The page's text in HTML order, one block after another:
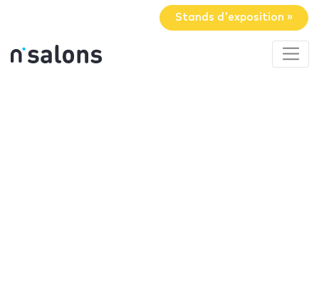
Stands d'exposition »